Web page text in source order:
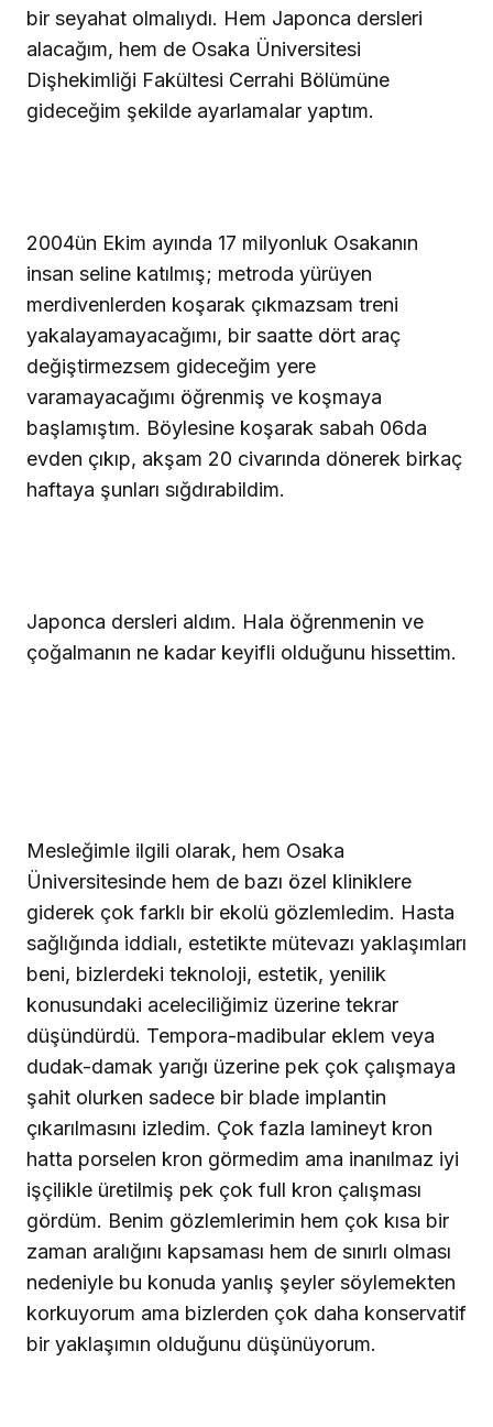
bir seyahat olmalıydı. Hem Japonca dersleri
alacağım, hem de Osaka Üniversitesi
Dişhekimliği Fakültesi Cerrahi Bölümüne
gideceğim şekilde ayarlamalar yaptım.
2004ün Ekim ayında 17 milyonluk Osakanın
insan seline katılmış; metroda yürüyen
merdivenlerden koşarak çıkmazsam treni
yakalayamayacağımı, bir saatte dört araç
değiştirmezsem gideceğim yere
varamayacağımı öğrenmiş ve koşmaya
başlamıştım. Böylesine koşarak sabah 06da
evden çıkıp, akşam 20 civarında dönerek birkaç
haftaya şunları sığdırabildim.
Japonca dersleri aldım. Hala öğrenmenin ve
çoğalmanın ne kadar keyifli olduğunu hissettim.
Mesleğimle ilgili olarak, hem Osaka
Üniversitesinde hem de bazı özel kliniklere
giderek çok farklı bir ekolü gözlemledim. Hasta
sağlığında iddialı, estetikte mütevazı yaklaşımları
beni, bizlerdeki teknoloji, estetik, yenilik
konusundaki aceleciliğimiz üzerine tekrar
düşündürdü. Tempora-madibular eklem veya
dudak-damak yarığı üzerine pek çok çalışmaya
şahit olurken sadece bir blade implantin
çıkarılmasını izledim. Çok fazla lamineyt kron
hatta porselen kron görmedim ama inanılmaz iyi
işçilikle üretilmiş pek çok full kron çalışması
gördüm. Benim gözlemlerimin hem çok kısa bir
zaman aralığını kapsaması hem de sınırlı olması
nedeniyle bu konuda yanlış şeyler söylemekten
korkuyorum ama bizlerden çok daha konservatif
bir yaklaşımın olduğunu düşünüyorum.